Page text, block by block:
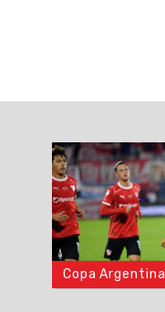
Copa Argentina